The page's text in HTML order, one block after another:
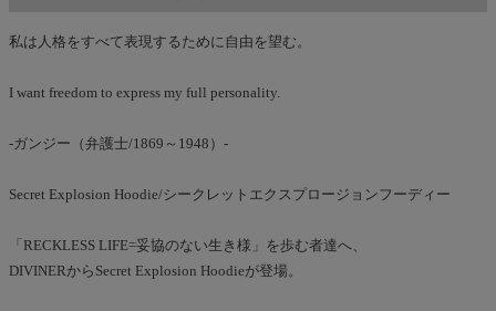
私は人格をすべて表現するために自由を望む。
I want freedom to express my full personality.
-ガンジー（弁護士/1869～1948）-
Secret Explosion Hoodie/シークレットエクスプロージョンフーディー
「RECKLESS LIFE=妥協のない生き様」を歩む者達へ、
DIVINERからSecret Explosion Hoodieが登場。